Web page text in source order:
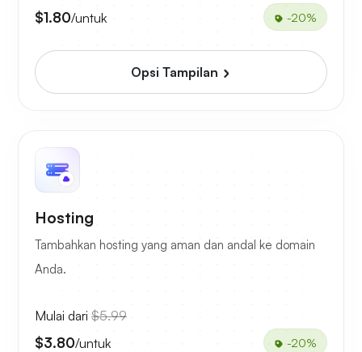
$1.80/untuk -20%
Opsi Tampilan
Hosting
Tambahkan hosting yang aman dan andal ke domain
Anda.
Mulai dari $5.99
$3.80/untuk -20%